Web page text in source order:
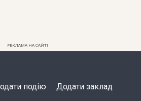
РЕКЛАМА НА САЙТІ
подію Додати заклад